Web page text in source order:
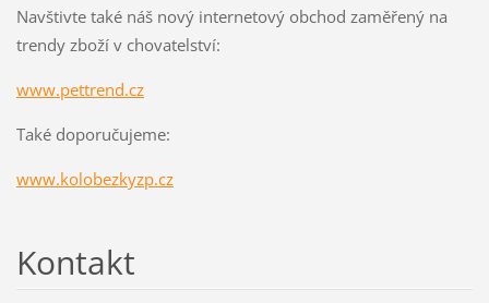
Navštivte také náš nový internetový obchod zaměřený na
trendy zboží v chovatelství:
www.pettrend.cz
Také doporučujeme:
www.kolobezkyzp.cz
Kontakt